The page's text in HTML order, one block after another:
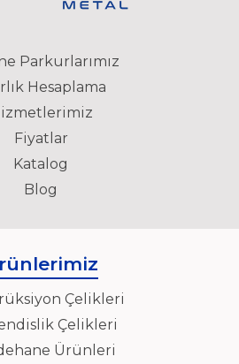
Parkurlarımız
Hesaplama
Fiyatlar
Katalog
Blog
Çelikleri
Çelikleri
Ürünleri